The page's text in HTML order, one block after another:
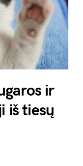
ir
iš tiesų